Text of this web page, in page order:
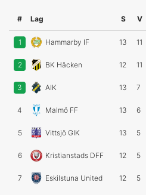
# Lag S V
1 Hammarby IF 13 11
2 BK Häcken 12 11
3 AIK 13 7
4 Malmö FF 13 6
5 Vittsjö GIK 13 5
6 Kristianstads DFF 12 5
7 Eskilstuna United 12 5